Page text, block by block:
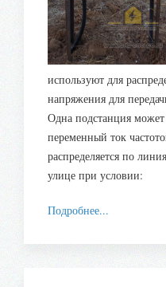
используют для
напряжения для
Одна подстанция
переменный ток
распределяется по
улице при условии:
Подробнее...